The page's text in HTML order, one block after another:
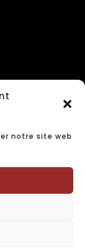
notre site web
– Création &